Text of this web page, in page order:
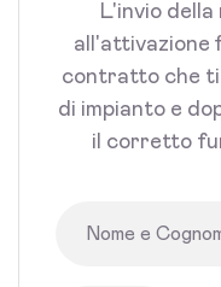
L'invio
all'attivazione
contratto che ti
di impianto e
il corretto